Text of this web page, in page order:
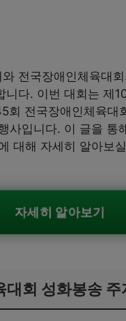
전국장애인체육대
니다. 이번 대회는 제
회 전국장애인체육대
사입니다. 이 글을 통
대해 자세히 알아보
자세히 알아보기
대회 성화봉송 주